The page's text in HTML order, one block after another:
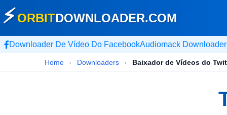
⚡ORBITDOWNLOADER.COM
Downloader De Vídeo Do FacebookAudiomack Downloader
Home › Downloaders › Baixador de Vídeos do